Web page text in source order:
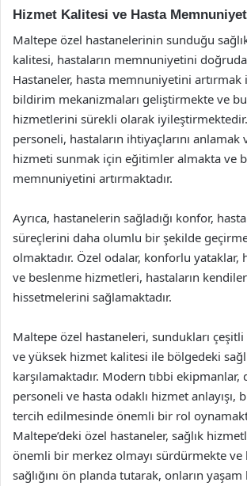
Hizmet Kalitesi ve Hasta
Maltepe özel hastanelerinin sunduğu
kalitesi, hastaların memnuniyetini
Hastaneler, hasta memnuniyetini artırmak
bildirim mekanizmaları geliştirmekte ve
hizmetlerini sürekli olarak
personeli, hastaların ihtiyaçlarını anlamak
hizmeti sunmak için eğitimler almakta ve
memnuniyetini artırmaktadır.
Ayrıca, hastanelerin sağladığı konfor,
süreçlerini daha olumlu bir şekilde
olmaktadır. Özel odalar, konforlu
ve beslenme hizmetleri, hastaların
hissetmelerini sağlamaktadır.
Maltepe özel hastaneleri, sundukları
ve yüksek hizmet kalitesi ile bölgedeki
karşılamaktadır. Modern tıbbi ekipmanlar,
personeli ve hasta odaklı hizmet anlayışı,
tercih edilmesinde önemli bir rol
Maltepe’deki özel hastaneler, sağlık
önemli bir merkez olmayı sürdürmekte ve
sağlığını ön planda tutarak, onların